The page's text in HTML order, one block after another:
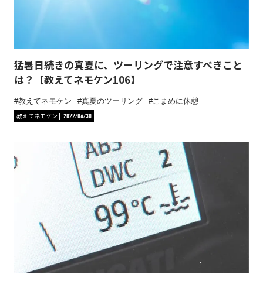
猛暑日続きの真夏に、ツーリングで注意すべきこと
は？【教えてネモケン106】
教えてネモケン 真夏のツーリング
こまめに休憩
教えてネモケン
2022/06/30